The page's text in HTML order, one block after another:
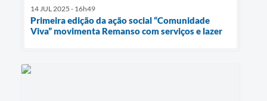
14 JUL 2025 - 16h49
Primeira edição da ação social “Comunidade
Viva” movimenta Remanso com serviços e lazer